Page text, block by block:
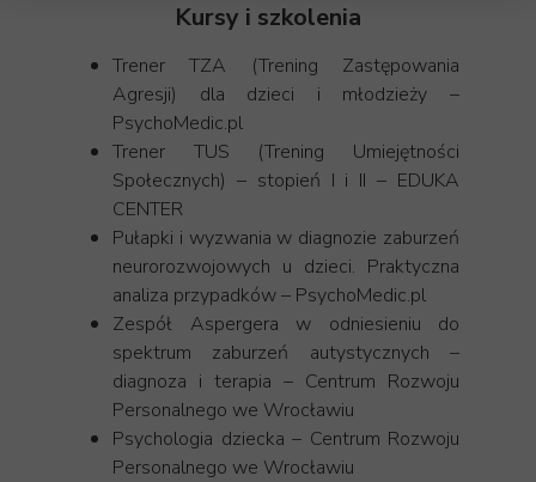
Kursy i szkolenia
Trener TZA (Trening Zastępowania
Agresji) dla dzieci i młodzieży –
PsychoMedic.pl
Trener TUS (Trening Umiejętności
Społecznych) – stopień I i II – EDUKA
CENTER
Pułapki i wyzwania w diagnozie zaburzeń
neurorozwojowych u dzieci. Praktyczna
analiza przypadków – PsychoMedic.pl
Zespół Aspergera w odniesieniu do
spektrum zaburzeń autystycznych –
diagnoza i terapia – Centrum Rozwoju
Personalnego we Wrocławiu
Psychologia dziecka – Centrum Rozwoju
Personalnego we Wrocławiu